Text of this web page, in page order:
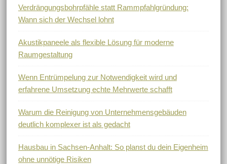
Verdrängungsbohrpfähle statt Rammpfahlgründung:
Wann sich der Wechsel lohnt
Akustikpaneele als flexible Lösung für moderne
Raumgestaltung
Wenn Entrümpelung zur Notwendigkeit wird und
erfahrene Umsetzung echte Mehrwerte schafft
Warum die Reinigung von Unternehmensgebäuden
deutlich komplexer ist als gedacht
Hausbau in Sachsen-Anhalt: So planst du dein Eigenheim
ohne unnötige Risiken